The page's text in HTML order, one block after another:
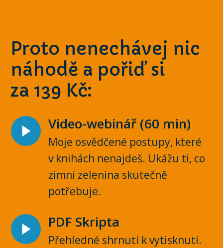
Proto nenechávej nic
náhodě a pořiď si
za 139 Kč:
Video-webinář (60 min)
Moje osvědčené postupy, které
v knihách nenajdeš. Ukážu ti, co
zimní zelenina skutečně
potřebuje.
PDF Skripta
Přehledné shrnutí k vytisknutí.